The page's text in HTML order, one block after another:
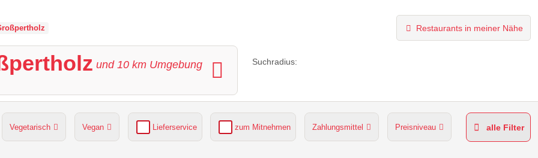
Restaurants in meiner Nähe
und 10 km Umgebung Suchradius:
Vegetarisch Vegan Lieferservice zum Mitnehmen Zahlungsmittel Preisniveau alle Filter